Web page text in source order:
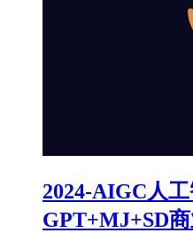
2024-AIGC人
GPT+MJ+SD商